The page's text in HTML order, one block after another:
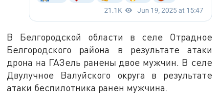
В Белгородской области в селе Отрадное
Белгородского района в результате атаки
дрона на ГАЗель ранены двое мужчин. В селе
Двулучное Валуйского округа в результате
атаки беспилотника ранен мужчина.